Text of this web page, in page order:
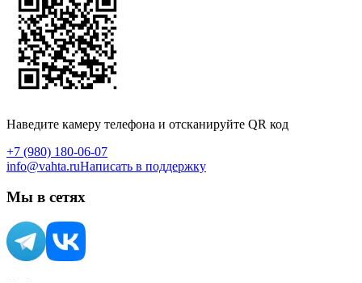
Наведите камеру телефона и отсканируйте QR код
+7 (980) 180-06-07
info@vahta.ruНаписать в поддержку
Мы в сетях